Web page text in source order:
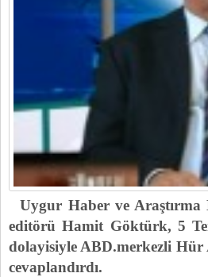
Uygur Haber ve Araştırma
editörü Hamit Göktürk, 5
dolayisiyle ABD.merkezli
cevaplandırdı.